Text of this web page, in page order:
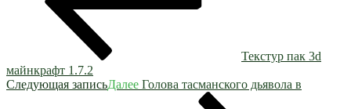
Текстур пак 3d
майнкрафт 1.7.2
Следующая записьДалее Голова тасманского дьявола в